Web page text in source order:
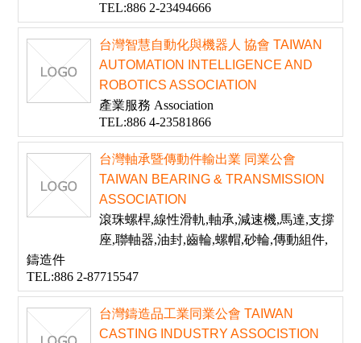
TEL:886 2-23494666
台灣智慧自動化與機器人 協會 TAIWAN
AUTOMATION INTELLIGENCE AND
ROBOTICS ASSOCIATION
產業服務 Association
TEL:886 4-23581866
台灣軸承暨傳動件輸出業 同業公會
TAIWAN BEARING & TRANSMISSION
ASSOCIATION
滾珠螺桿,線性滑軌,軸承,減速機,馬達,支撐
座,聯軸器,油封,齒輪,螺帽,砂輪,傳動組件,
鑄造件
TEL:886 2-87715547
台灣鑄造品工業同業公會 TAIWAN
CASTING INDUSTRY ASSOCISTION